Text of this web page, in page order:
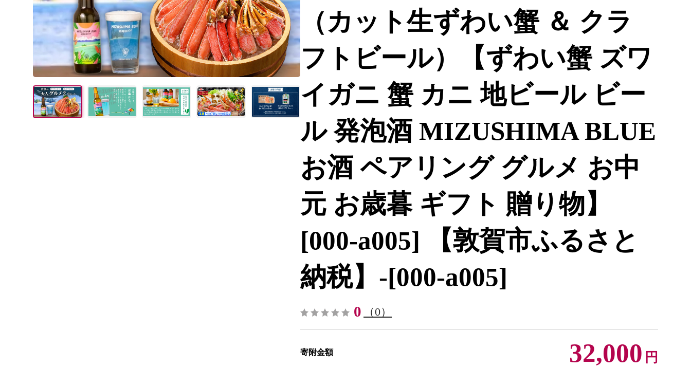
（カット生ずわい蟹 ＆ クラ
フトビール）【ずわい蟹 ズワ
イガニ 蟹 カニ 地ビール ビー
ル 発泡酒 MIZUSHIMA BLUE
お酒 ペアリング グルメ お中
元 お歳暮 ギフト 贈り物】
[000-a005] 【敦賀市ふるさと
納税】-[000-a005]
0 （0）
寄附金額 32,000 円